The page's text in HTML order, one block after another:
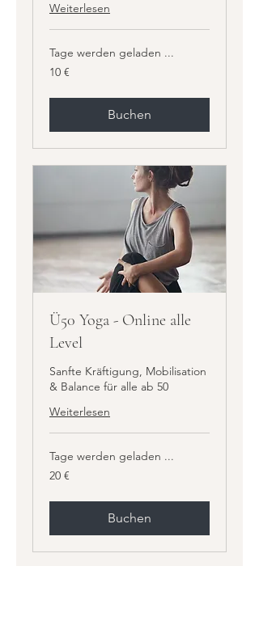
Weiterlesen
Tage werden geladen ...
10
Euro
10 €
Buchen
Ü50 Yoga - Online alle
Level
Sanfte Kräftigung, Mobilisation
& Balance für alle ab 50
Weiterlesen
Tage werden geladen ...
20
Euro
20 €
Buchen